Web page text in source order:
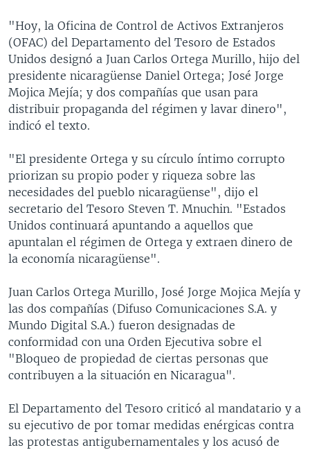
"Hoy, la Oficina de Control de Activos Extranjeros
(OFAC) del Departamento del Tesoro de Estados
Unidos designó a Juan Carlos Ortega Murillo, hijo del
presidente nicaragüense Daniel Ortega; José Jorge
Mojica Mejía; y dos compañías que usan para
distribuir propaganda del régimen y lavar dinero",
indicó el texto.
"El presidente Ortega y su círculo íntimo corrupto
priorizan su propio poder y riqueza sobre las
necesidades del pueblo nicaragüense", dijo el
secretario del Tesoro Steven T. Mnuchin. "Estados
Unidos continuará apuntando a aquellos que
apuntalan el régimen de Ortega y extraen dinero de
la economía nicaragüense".
Juan Carlos Ortega Murillo, José Jorge Mojica Mejía y
las dos compañías (Difuso Comunicaciones S.A. y
Mundo Digital S.A.) fueron designadas de
conformidad con una Orden Ejecutiva sobre el
"Bloqueo de propiedad de ciertas personas que
contribuyen a la situación en Nicaragua".
El Departamento del Tesoro criticó al mandatario y a
su ejecutivo de por tomar medidas enérgicas contra
las protestas antigubernamentales y los acusó de